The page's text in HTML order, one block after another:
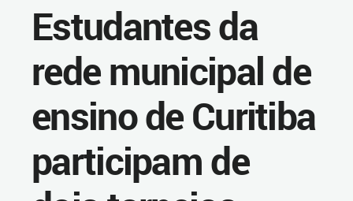
Estudantes da
rede municipal de
ensino de Curitiba
participam de